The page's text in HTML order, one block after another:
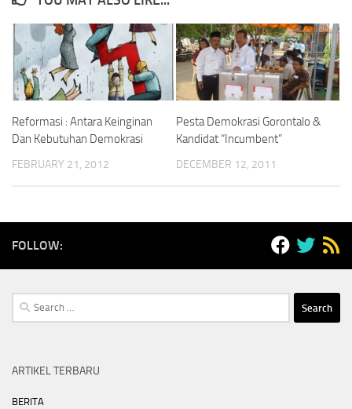
Reformasi : Antara Keinginan
Dan Kebutuhan Demokrasi
FEBRUARY 21, 2012
Pesta Demokrasi Gorontalo &
Kandidat “Incumbent”
DECEMBER 12, 2011
FOLLOW:
Search
for:
ARTIKEL TERBARU
BERITA